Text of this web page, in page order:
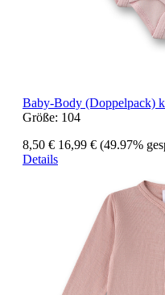
Baby-Body (Doppelpack)
Größe: 104
8,50 € 16,99 € (49.97%
Details